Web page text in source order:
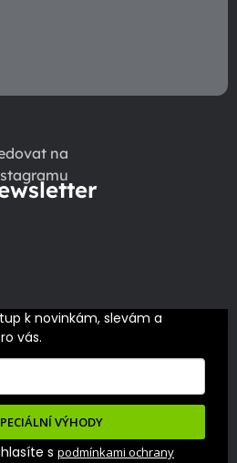
na
k novinkám, slevám a
vás.
VÝHODY
s podmínkami ochrany